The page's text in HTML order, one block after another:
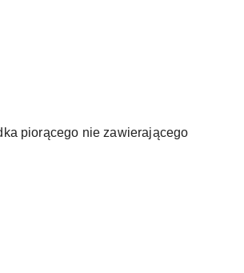
piorącego nie zawierającego